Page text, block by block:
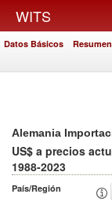
WITS
Datos Básicos Resumen
Alemania
US$ a precios
1988-2023
País/Región